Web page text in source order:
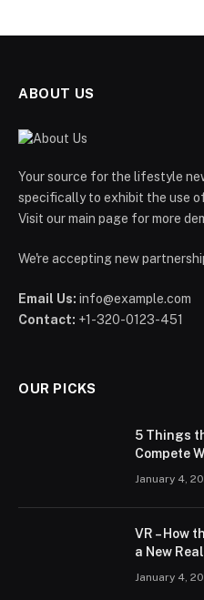
ABOUT US
Your source for the lifestyle
specifically to exhibit the use
Visit our main page for more
We're accepting new
Email Us: info@example.com
Contact: +1-320-0123-451
OUR PICKS
5 Things
Compete
January 4,
VR – How
a New
January 4,